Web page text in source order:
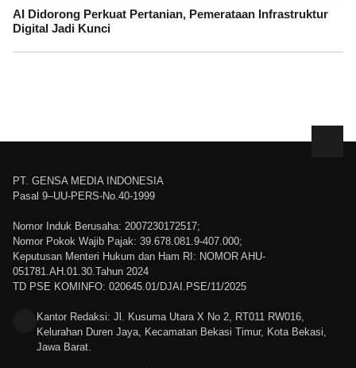
AI Didorong Perkuat Pertanian, Pemerataan Infrastruktur
Digital Jadi Kunci
PT. GENSA MEDIA INDONESIA
Pasal 9–UU-PERS-No.40-1999
Nomor Induk Berusaha: 2007230172517;
Nomor Pokok Wajib Pajak: 39.678.081.9-407.000;
Keputusan Menteri Hukum dan Ham RI: NOMOR AHU-
051781.AH.01.30.Tahun 2024
TD PSE KOMINFO: 020645.01/DJAI.PSE/11/2025
Kantor Redaksi: Jl. Kusuma Utara X No 2, RT011 RW016,
Kelurahan Duren Jaya, Kecamatan Bekasi Timur, Kota Bekasi,
Jawa Barat.